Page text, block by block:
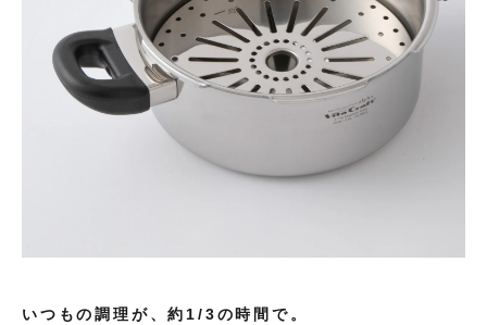
いつもの調理が、約1/3の時間で。